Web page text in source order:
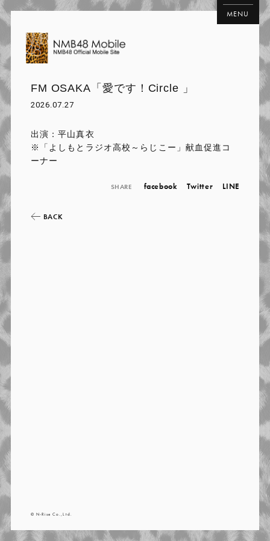
MENU
FM OSAKA「愛です！Circle 」
2026.07.27
出演：平山真衣
※「よしもとラジオ高校～らじこー」献血促進コ
ーナー
SHARE facebook Twitter LINE
BACK